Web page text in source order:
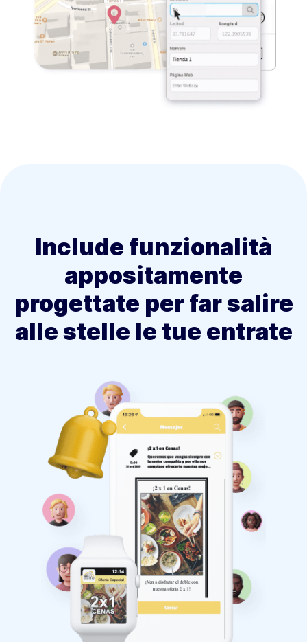
Include funzionalità
appositamente
progettate per far salire
alle stelle le tue entrate